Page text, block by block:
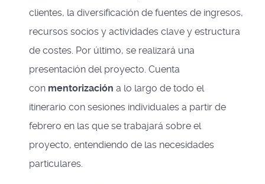
clientes, la diversificación de fuentes de ingresos,
recursos socios y actividades clave y estructura
de costes. Por último, se realizará una
presentación del proyecto. Cuenta
con mentorización a lo largo de todo el
itinerario con sesiones individuales a partir de
febrero en las que se trabajará sobre el
proyecto, entendiendo de las necesidades
particulares.